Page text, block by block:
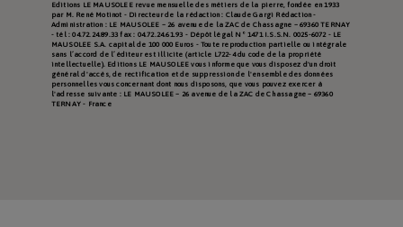
Editions LE MAUSOLEE revue mensuelle des métiers de la pierre, fondée en 1933
par M. René Motinot - Directeur de la rédaction : Claude Gargi Rédaction -
Administration : LE MAUSOLEE – 26 avenue de la ZAC de Chassagne – 69360 TERNAY
- tél : 04.72.24.89.33 fax : 04.72.24.61.93 - Dépôt légal N° 1471 I.S.S.N. 0025-6072 - LE
MAUSOLEE S.A. capital de 100 000 Euros - Toute reproduction partielle ou intégrale
sans l’accord de l’éditeur est illicite (article L722-4 du code de la propriété
intellectuelle). Editions LE MAUSOLEE vous informe que vous disposez d'un droit
général d'accès, de rectification et de suppression de l'ensemble des données
personnelles vous concernant dont nous disposons, que vous pouvez exercer à
l'adresse suivante : LE MAUSOLEE – 26 avenue de la ZAC de Chassagne – 69360
TERNAY - France